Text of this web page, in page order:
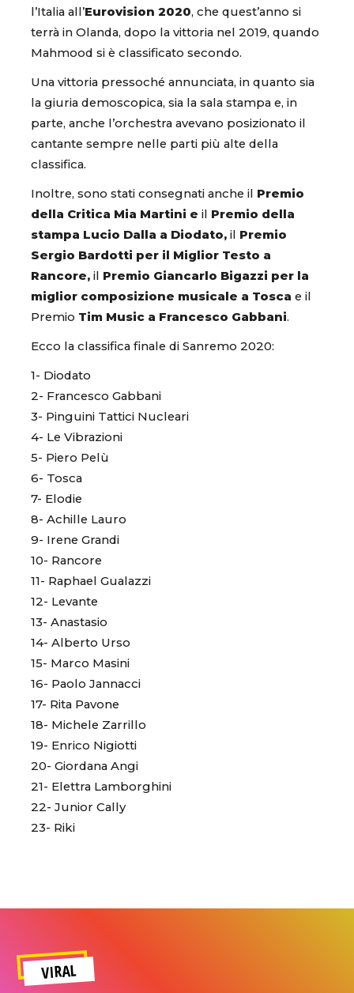
l’Italia all’Eurovision 2020, che quest’anno si
terrà in Olanda, dopo la vittoria nel 2019, quando
Mahmood si è classificato secondo.
Una vittoria pressoché annunciata, in quanto sia
la giuria demoscopica, sia la sala stampa e, in
parte, anche l’orchestra avevano posizionato il
cantante sempre nelle parti più alte della
classifica.
Inoltre, sono stati consegnati anche il Premio
della Critica Mia Martini e il Premio della
stampa Lucio Dalla a Diodato, il Premio
Sergio Bardotti per il Miglior Testo a
Rancore, il Premio Giancarlo Bigazzi per la
miglior composizione musicale a Tosca e il
Premio Tim Music a Francesco Gabbani.
Ecco la classifica finale di Sanremo 2020:
1- Diodato
2- Francesco Gabbani
3- Pinguini Tattici Nucleari
4- Le Vibrazioni
5- Piero Pelù
6- Tosca
7- Elodie
8- Achille Lauro
9- Irene Grandi
10- Rancore
11- Raphael Gualazzi
12- Levante
13- Anastasio
14- Alberto Urso
15- Marco Masini
16- Paolo Jannacci
17- Rita Pavone
18- Michele Zarrillo
19- Enrico Nigiotti
20- Giordana Angi
21- Elettra Lamborghini
22- Junior Cally
23- Riki
VIRAL